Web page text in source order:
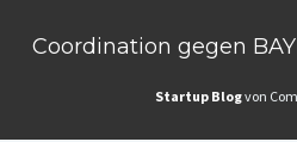
Coordination gegen
Startup Blogvon